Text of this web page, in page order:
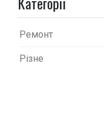
Ремонт
Різне